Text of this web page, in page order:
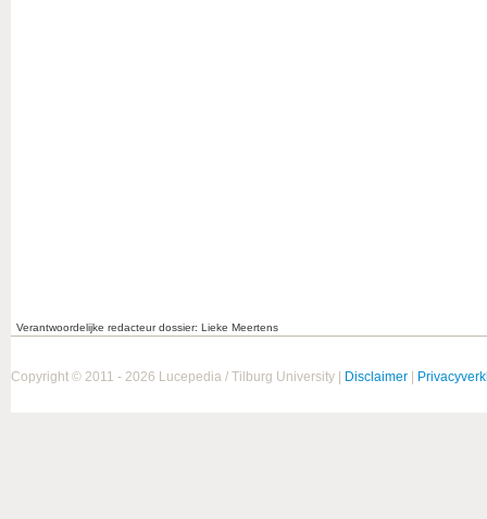
Verantwoordelijke redacteur dossier: Lieke Meertens
Copyright © 2011 - 2026 Lucepedia / Tilburg University | Disclaimer